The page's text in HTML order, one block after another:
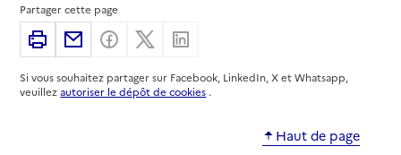
Adresse
9 boulevard de Strasbourg
83000- Toulon
04 94 91 70 88
Dernier rapport d'évaluation de la qualité
Partager cette page
ImprimerPartager par email
Partager sur Facebook
Partager sur X
Si vous souhaitez partager sur Facebook, LinkedIn, X et Whatsapp,
veuillezautoriser le dépôt de cookies .
Haut de page